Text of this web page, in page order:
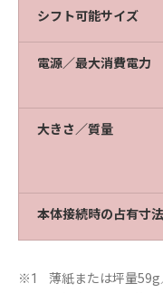
シフト可能サイズ
電源／最大消費電力
大きさ／質量
本体接続時の占有寸法
※1
薄紙または坪量